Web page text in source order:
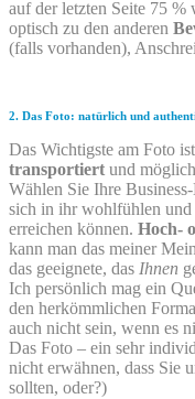
auf der letzten Seite 75 %
optisch zu den anderen
(falls vorhanden),
2. Das Foto: natürlich und
Das Wichtigste am Foto
transportiert und
Wählen Sie Ihre
sich in ihr wohlfühlen und
erreichen können. Hoch-
kann man das meiner
das geeignete, das Ihnen
Ich persönlich mag ein
den herkömmlichen
auch nicht sein, wenn es
Das Foto – ein sehr
nicht erwähnen, dass Sie
sollten, oder?)